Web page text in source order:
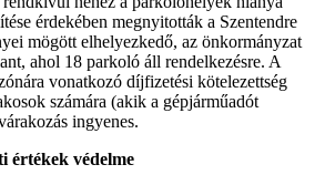
érdekében megnyitották a Szentendre
mögött elhelyezkedő, az önkormányzat
ahol 18 parkoló áll rendelkezésre. A
vonatkozó díjfizetési kötelezettség
számára (akik a gépjárműadót
ingyenes.
értékek védelme